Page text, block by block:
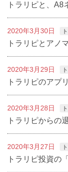
トラリピと、A8
2020年3月30日
トラリピとアノ
2020年3月29日
トラリピのアプ
2020年3月28日
トラリピからの
2020年3月27日
トラリピ投資の